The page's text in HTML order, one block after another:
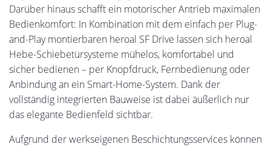
Darüber hinaus schafft ein motorischer Antrieb maximalen
Bedienkomfort: In Kombination mit dem einfach per Plug-
and-Play montierbaren heroal SF Drive lassen sich heroal
Hebe-Schiebetürsysteme mühelos, komfortabel und
sicher bedienen – per Knopfdruck, Fernbedienung oder
Anbindung an ein Smart-Home-System. Dank der
vollständig integrierten Bauweise ist dabei äußerlich nur
das elegante Bedienfeld sichtbar.
Aufgrund der werkseigenen Beschichtungsservices können